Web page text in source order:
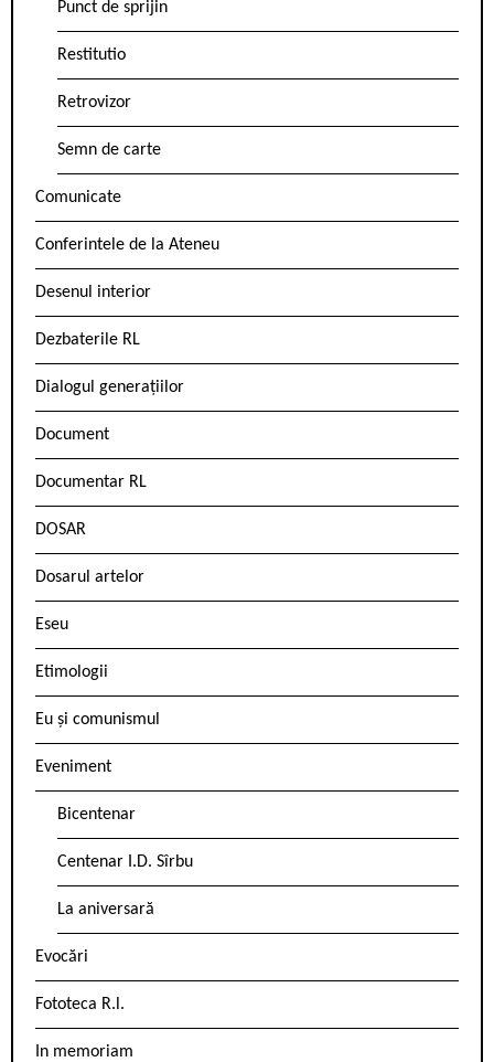
Punct de sprijin
Restitutio
Retrovizor
Semn de carte
Comunicate
Conferintele de la Ateneu
Desenul interior
Dezbaterile RL
Dialogul generațiilor
Document
Documentar RL
DOSAR
Dosarul artelor
Eseu
Etimologii
Eu și comunismul
Eveniment
Bicentenar
Centenar I.D. Sîrbu
La aniversară
Evocări
Fototeca R.l.
In memoriam